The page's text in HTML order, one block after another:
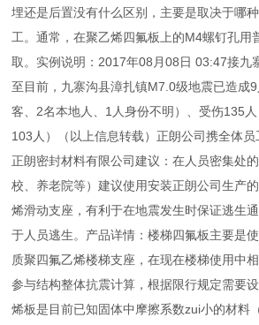
埋还是后置没有什么区别，主要是取决于哪
工。通常，在聚乙烯四氟板上的M4螺钉孔用
取。实例说明：2017年08月08日 03:47接九
至目前，九寨沟县漳扎镇M7.0级地震已造成
客、2名本地人、1人身份不明）、受伤135
103人）（以上信息转载）正朗公司携全体
正朗密封材料有限公司建议：在人员密集处
校、养老院等）建议使用安装正朗公司生产
烯滑动支座，有利于在地震发生时保证逃生
于人员逃生。产品详情：楼梯四氟板主要是
质聚四氟乙烯楼梯支座，在现在楼梯使用中
参与结构整体抗震计算，根据限行规定需要
烯板是目前已知固体中摩擦系数zui小的材料